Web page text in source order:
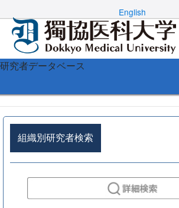
English
研究者データベース
組織別研究者検索